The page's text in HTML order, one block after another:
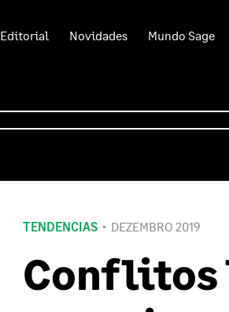
Editorial Novidades Mundo Sage
TENDENCIAS DEZEMBRO 2019
Conflitos